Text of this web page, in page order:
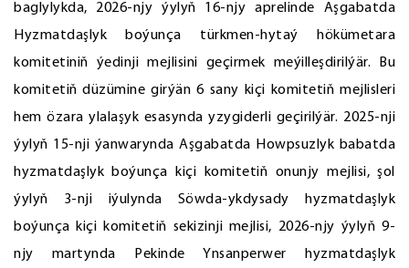
baglylykda, 2026-njy ýylyň 16-njy aprelinde Aşgabatda
Hyzmatdaşlyk boýunça türkmen-hytaý hökümetara
komitetiniň ýedinji mejlisini geçirmek meýilleşdirilýär. Bu
komitetiň düzümine girýän 6 sany kiçi komitetiň mejlisleri
hem özara ylalaşyk esasynda yzygiderli geçirilýär. 2025-nji
ýylyň 15-nji ýanwarynda Aşgabatda Howpsuzlyk babatda
hyzmatdaşlyk boýunça kiçi komitetiň onunjy mejlisi, şol
ýylyň 3-nji iýulynda Söwda-ykdysady hyzmatdaşlyk
boýunça kiçi komitetiň sekizinji mejlisi, 2026-njy ýylyň 9-
njy martynda Pekinde Ynsanperwer hyzmatdaşlyk